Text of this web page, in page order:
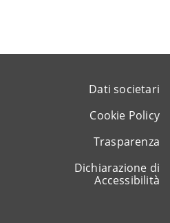
Dati societari
Cookie Policy
Trasparenza
Dichiarazione di
Accessibilità